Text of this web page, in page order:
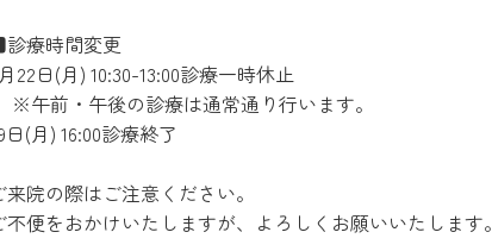
療時間変更
22日(月) 10:30-13:00診療一時休止
※午前・午後の診療は通常通り行います。
日(月) 16:00診療終了
来院の際はご注意ください。
不便をおかけいたしますが、よろしくお願いいたします。